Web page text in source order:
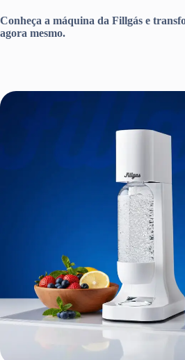
Conheça a máquina da Fillgás e
agora mesmo.